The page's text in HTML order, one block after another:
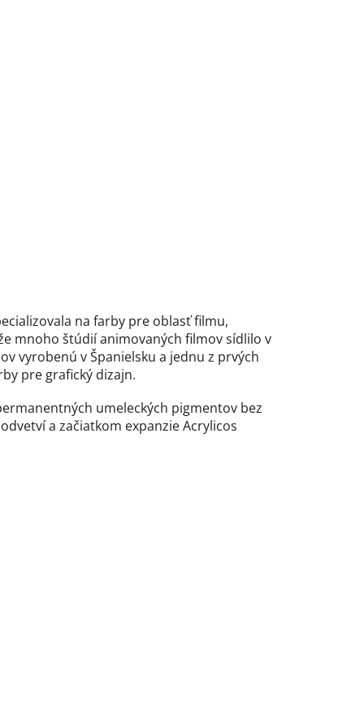
na farby pre oblasť filmu,
mnoho štúdií animovaných filmov sídlilo v
vyrobenú v Španielsku a jednu z prvých
pre grafický dizajn.
umeleckých pigmentov bez
a začiatkom expanzie Acrylicos